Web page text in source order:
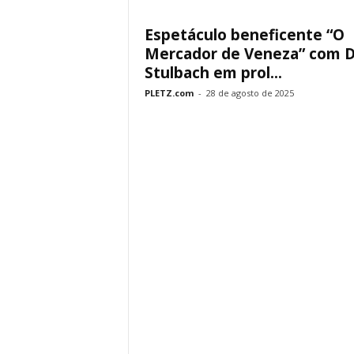
Espetáculo beneficente “O
Mercador de Veneza” com
Stulbach em prol...
PLETZ.com - 28 de agosto de 2025